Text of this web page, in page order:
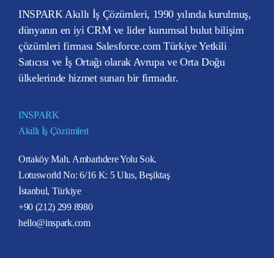
INSPARK Akıllı İş Çözümleri, 1990 yılında kurulmuş,
dünyanın en iyi CRM ve lider kurumsal bulut bilişim
çözümleri firması Salesforce.com Türkiye Yetkili
Satıcısı ve İş Ortağı olarak Avrupa ve Orta Doğu
ülkelerinde hizmet sunan bir firmadır.
INSPARK
Akıllı İş Çözümleri
Ortaköy Mah. Ambarlıdere Yolu Sok.
Lotusworld No: 6/16 K: 5 Ulus, Beşiktaş
İstanbul, Türkiye
+90 (212) 299 8980
hello@inspark.com